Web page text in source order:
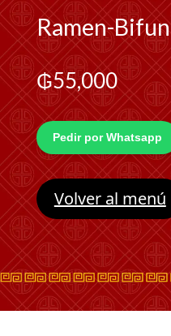
Ramen-Bifun
₲55,000
Pedir por Whatsapp
Volver al menú